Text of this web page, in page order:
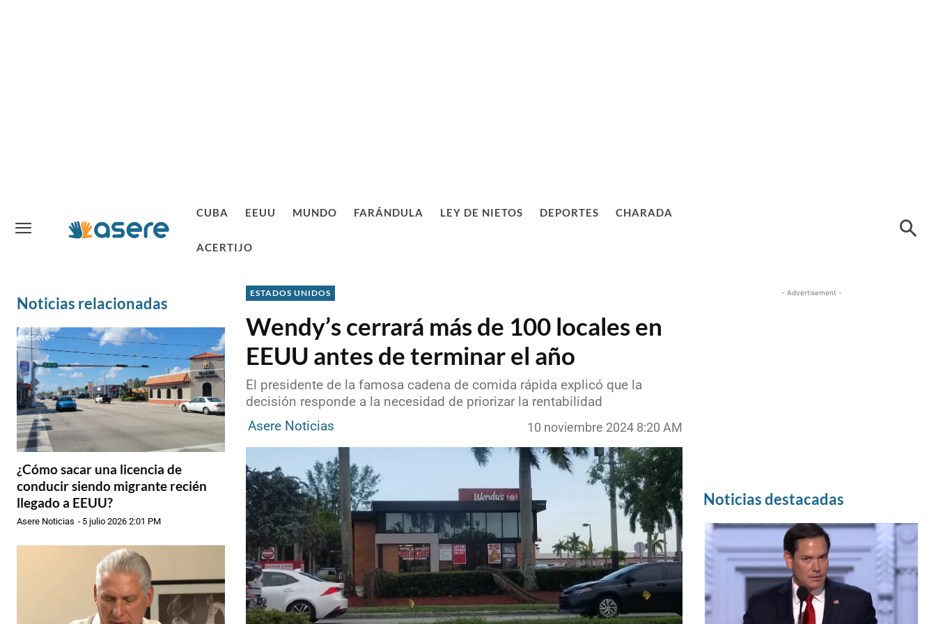
CUBA EEUU MUNDO FARÁNDULA LEY DE NIETOS DEPORTES CHARADA
ACERTIJO
Noticias relacionadas
¿Cómo sacar una licencia de
conducir siendo migrante recién
llegado a EEUU?
Asere Noticias - 5 julio 2026 2:01 PM
ESTADOS UNIDOS
Wendy’s cerrará más de 100 locales en
EEUU antes de terminar el año
El presidente de la famosa cadena de comida rápida explicó que la
decisión responde a la necesidad de priorizar la rentabilidad
Asere Noticias
10 noviembre 2024 8:20 AM
- Advertisement -
Noticias destacadas